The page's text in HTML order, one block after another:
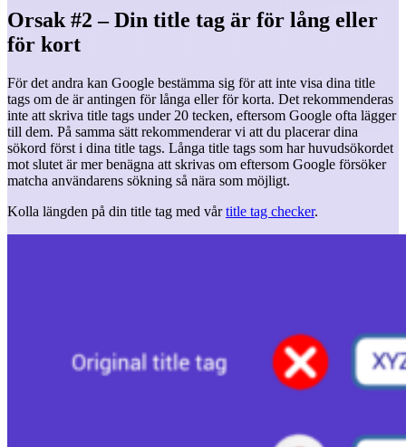
Orsak #2 – Din title tag är för lång eller
för kort
För det andra kan Google bestämma sig för att inte visa dina title
tags om de är antingen för långa eller för korta. Det rekommenderas
inte att skriva title tags under 20 tecken, eftersom Google ofta lägger
till dem. På samma sätt rekommenderar vi att du placerar dina
sökord först i dina title tags. Långa title tags som har huvudsökordet
mot slutet är mer benägna att skrivas om eftersom Google försöker
matcha användarens sökning så nära som möjligt.
Kolla längden på din title tag med vårtitle tag checker.